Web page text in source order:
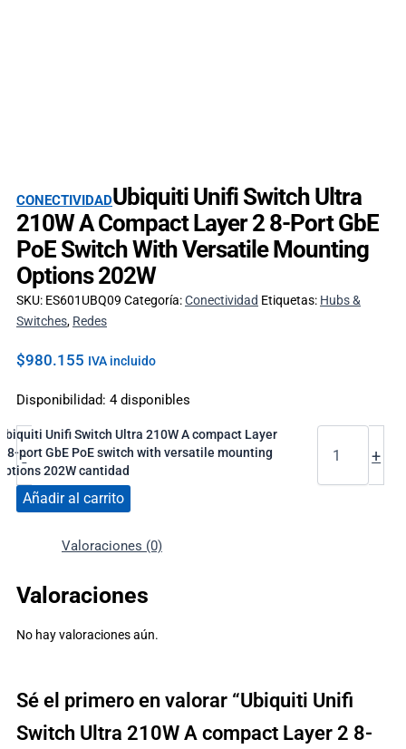
CONECTIVIDADUbiquiti Unifi Switch Ultra
210W A Compact Layer 2 8-Port GbE
PoE Switch With Versatile Mounting
Options 202W
SKU: ES601UBQ09 Categoría:Conectividad Etiquetas: Hubs &
Switches, Redes
$980.155 IVA incluido
Disponibilidad: 4 disponibles
-
Unifi Switch Ultra 210W A compact Layer
8-port GbE PoE switch with versatile mounting
202W cantidad
+
Añadir al carrito
Valoraciones (0)
Valoraciones
No hay valoraciones aún.
Sé el primero en valorar “Ubiquiti Unifi
Switch Ultra 210W A compact Layer 2 8-